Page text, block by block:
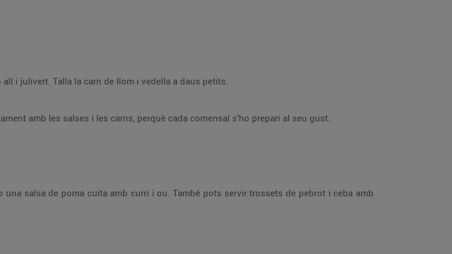
Arrebossa les costelles de conill amb ou i pa ratllat amb all i julivert. Talla la carn de llom i vedella a daus petits.
Escalfa l’oli per omplir la fondue i porta-la a la taula, juntament amb les salses i les carns, perquè cada comensal s’ho prepari al seu gust.